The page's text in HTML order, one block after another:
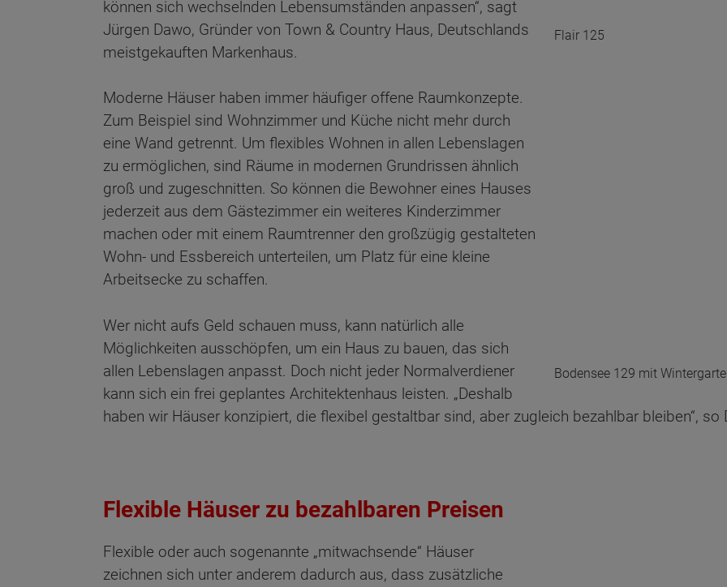
Flair 125
Bodensee 129 mit
können sich wechselnden Lebensumständen anpassen“, sagt
Jürgen Dawo, Gründer von Town & Country Haus, Deutschlands
meistgekauften Markenhaus.
Moderne Häuser haben immer häufiger offene Raumkonzepte.
Zum Beispiel sind Wohnzimmer und Küche nicht mehr durch
eine Wand getrennt. Um flexibles Wohnen in allen Lebenslagen
zu ermöglichen, sind Räume in modernen Grundrissen ähnlich
groß und zugeschnitten. So können die Bewohner eines Hauses
jederzeit aus dem Gästezimmer ein weiteres Kinderzimmer
machen oder mit einem Raumtrenner den großzügig gestalteten
Wohn- und Essbereich unterteilen, um Platz für eine kleine
Arbeitsecke zu schaffen.
Wer nicht aufs Geld schauen muss, kann natürlich alle
Möglichkeiten ausschöpfen, um ein Haus zu bauen, das sich
allen Lebenslagen anpasst. Doch nicht jeder Normalverdiener
kann sich ein frei geplantes Architektenhaus leisten. „Deshalb
haben wir Häuser konzipiert, die flexibel gestaltbar sind, aber zugleich bezahlbar bleiben“, so
Flexible Häuser zu bezahlbaren Preisen
Flexible oder auch sogenannte „mitwachsende“ Häuser
zeichnen sich unter anderem dadurch aus, dass zusätzliche